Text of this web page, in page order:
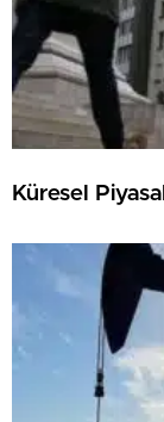
Küresel